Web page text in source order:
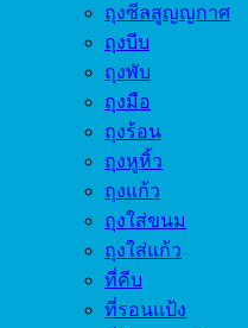
ถุงซีลสูญญกาศ
ถุงบีบ
ถุงพับ
ถุงมือ
ถุงร้อน
ถุงหูหิ้ว
ถุงแก้ว
ถุงใส่ขนม
ถุงใส่แก้ว
ที่คีบ
ที่รอนแป้ง